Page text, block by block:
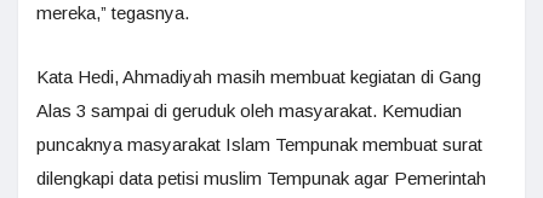
mereka,” tegasnya.
Kata Hedi, Ahmadiyah masih membuat kegiatan di Gang
Alas 3 sampai di geruduk oleh masyarakat. Kemudian
puncaknya masyarakat Islam Tempunak membuat surat
dilengkapi data petisi muslim Tempunak agar Pemerintah